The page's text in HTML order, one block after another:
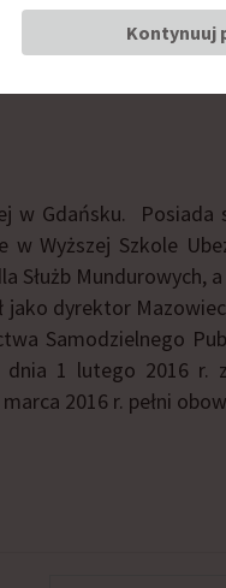
Fundusz
w Gdańsku.
Wyższej Szkole
Służb
dyrektor
Samodzielnego
1 lutego 2016 r.
2016 r. pełni
Kontynuuj